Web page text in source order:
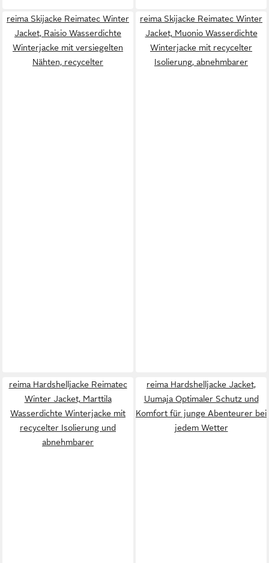
reima Skijacke Reimatec Winter
Jacket, Raisio Wasserdichte
Winterjacke mit versiegelten
Nähten, recycelter
reima Skijacke Reimatec Winter
Jacket, Muonio Wasserdichte
Winterjacke mit recycelter
Isolierung, abnehmbarer
reima Hardshelljacke Reimatec
Winter Jacket, Marttila
Wasserdichte Winterjacke mit
recycelter Isolierung und
abnehmbarer
reima Hardshelljacke Jacket,
Uumaja Optimaler Schutz und
Komfort für junge Abenteurer bei
jedem Wetter